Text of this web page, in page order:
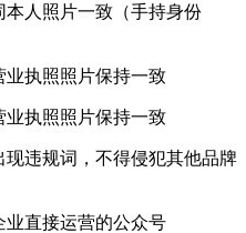
人照片一致（手持身份
业执照照片保持一致
业执照照片保持一致
违规词，不得侵犯其他品牌
业直接运营的公众号